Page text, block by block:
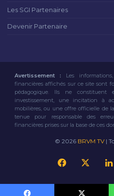
Les SGI Partenaires
Devenir Partenaire
Avertissement : Les
financières affichés sur ce site sont
pédagogique. Ils ne
investissement, une incitation à
mobilières, ou une offre officielle de
tenue pour responsable des
financières prises sur la base de ces
© 2026 BRVM TV|
Facebook